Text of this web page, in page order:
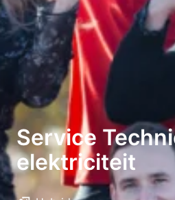
Service
elektriciteit